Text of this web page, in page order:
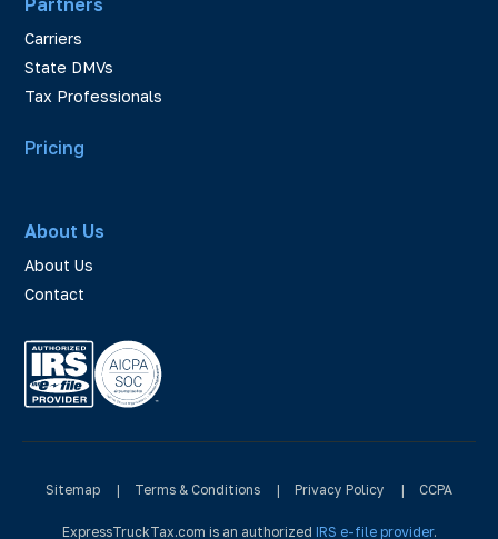
Partners
Carriers
State DMVs
Tax Professionals
Pricing
About Us
About Us
Contact
Sitemap | Terms & Conditions | Privacy Policy | CCPA
ExpressTruckTax.com is an authorized IRS e-file provider.